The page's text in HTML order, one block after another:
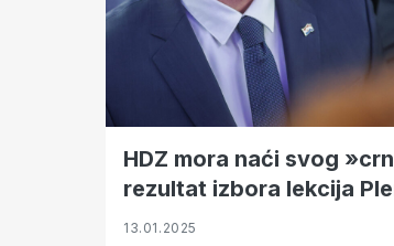
HDZ mora naći svog
rezultat izbora lekcija
13.01.2025